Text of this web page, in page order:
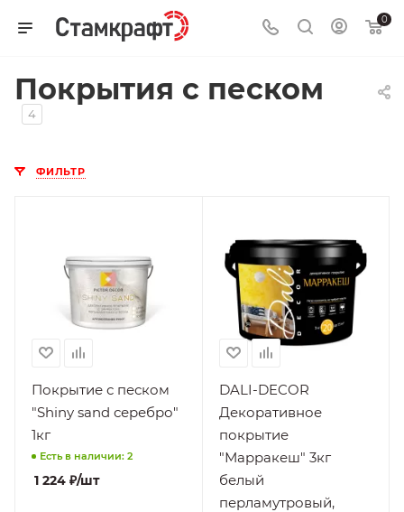
0
Покрытия с песком
4
ФИЛЬТР
подготовленную
поверхность, При
плюсовых
температурах
Легкой влажной
Покрытие с песком
"Shiny sand серебро"
1кг
Есть в наличии: 2
1 224 ₽/шт
ГВЛ, ГКЛ, ДВП,
ДСП, МДФ,
Минеральные
поверхности
Нанесение
подготовленную
плюсовых
температурах
DALI-DECOR
Декоративное
покрытие
"Марракеш" 3кг
белый
перламутровый,